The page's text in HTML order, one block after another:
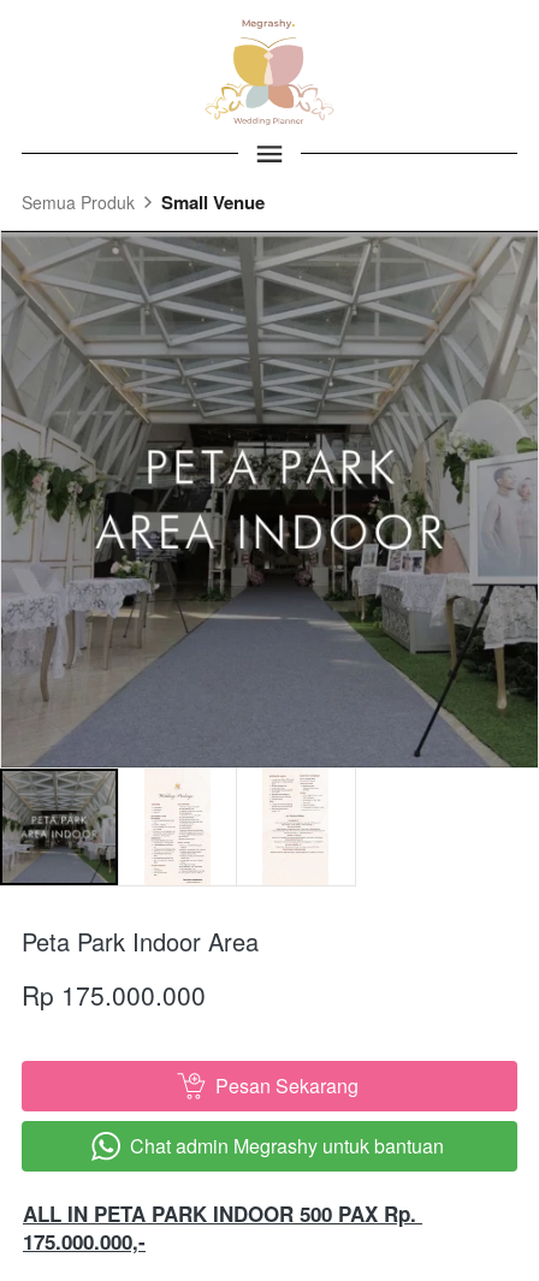
Semua Produk Small Venue
Peta Park Indoor Area
Rp 175.000.000
` Pesan Sekarang
` Chat admin Megrashy untuk bantuan
ALL IN PETA PARK INDOOR 500 PAX Rp.
175.000.000,-